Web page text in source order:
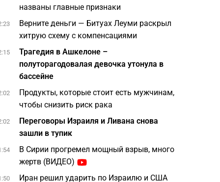
названы главные признаки
Верните деньги — Битуах Леуми раскрыл
хитрую схему с компенсациями
Трагедия в Ашкелоне –
полуторагодовалая девочка утонула в
бассейне
Продукты, которые стоит есть мужчинам,
чтобы снизить риск рака
Переговоры Израиля и Ливана снова
зашли в тупик
В Сирии прогремел мощный взрыв, много
жертв (ВИДЕО)
Иран решил ударить по Израилю и США